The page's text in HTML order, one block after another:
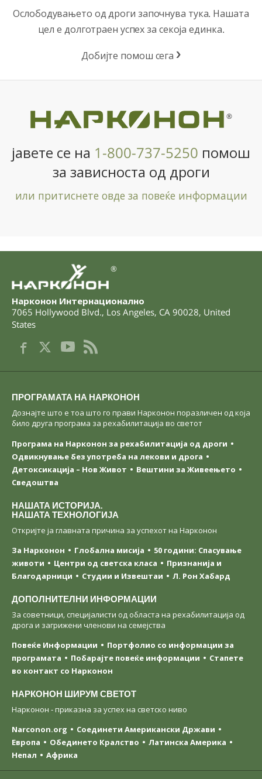
Ослободувањето од дроги започнува тука. Нашата
цел е долготраен успех за секоја единка.
Добијте помош сега
®
јавете се на 1-800-737-5250 помош
за зависноста од дроги
или притиснете овде за повеќе информации
®
Нарконон Интернационално
7065 Hollywood Blvd., Los Angeles, CA 90028, United
States
ПРОГРАМАТА НА НАРКОНОН
Дознајте што е тоа што го прави Нарконон поразличен од која
било друга програма за рехабилитација во светот
Програма на Нарконон за рехабилитација од дроги
Одвикнување без употреба на лекови и дрога
Детоксикација – Нов Живот
Вештини за Живеењетo
Сведоштва
НАШАТА ИСТОРИЈА.
НАШАТА ТЕХНОЛОГИЈА
Откријте ја главната причина за успехот на Нарконон
За Нарконон
Глобална мисија
50 години: Спасување
животи
Центри од светска класa
Признанија и
Благодарници
Студии и Извештаи Л. Рон Хабард
ДОПОЛНИТЕЛНИ ИНФОРМАЦИИ
За советници, специјалисти од областа на рехабилитација од
дрога и загрижени членови на семејства
Повеќе Информации
Портфолио со информации за
програмата
Побарајте повеќе информации
Стапете
во контакт со Нарконон
НАРКОНОН ШИРУМ СВЕТОТ
Нарконон - приказна за успех на светско ниво
Narconon.org
Соединети Американски Држави
Европа
Обединето Кралство
Латинска Америка
Непал
Африка